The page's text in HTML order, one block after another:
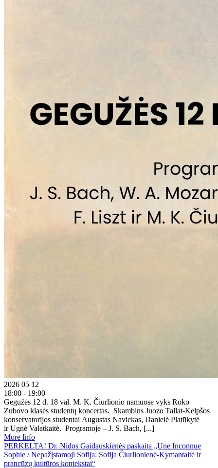
2026 05 12
18:00 - 19:00
Gegužės 12 d. 18 val. M. K. Čiurlionio namuose vyks Roko
Zubovo klasės studentų koncertas. Skambins Juozo Tallat-Kelpšos
konservatorijos studentai Augustas Navickas, Danielė Platūkytė
ir Ugnė Valatkaitė. Programoje – J. S. Bach, [...]
More Info
PERKELTA! Dr. Nidos Gaidauskienės paskaita „Une Inconnue
Sophie / Nepažįstamoji Sofija: Sofija Čiurlionienė-Kymantaitė ir
prancūzų kultūros kontekstai“